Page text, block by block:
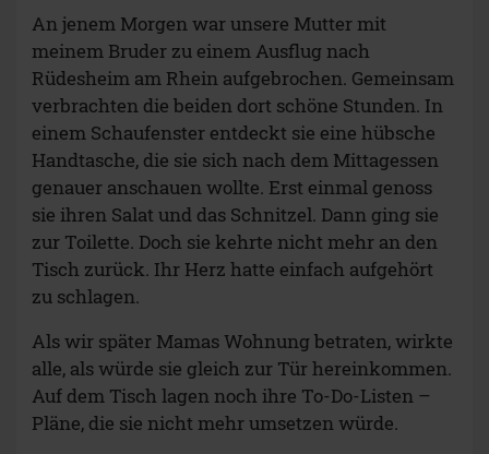
An jenem Morgen war unsere Mutter mit
meinem Bruder zu einem Ausflug nach
Rüdesheim am Rhein aufgebrochen. Gemeinsam
verbrachten die beiden dort schöne Stunden. In
einem Schaufenster entdeckt sie eine hübsche
Handtasche, die sie sich nach dem Mittagessen
genauer anschauen wollte. Erst einmal genoss
sie ihren Salat und das Schnitzel. Dann ging sie
zur Toilette. Doch sie kehrte nicht mehr an den
Tisch zurück. Ihr Herz hatte einfach aufgehört
zu schlagen.
Als wir später Mamas Wohnung betraten, wirkte
alle, als würde sie gleich zur Tür hereinkommen.
Auf dem Tisch lagen noch ihre To-Do-Listen –
Pläne, die sie nicht mehr umsetzen würde.